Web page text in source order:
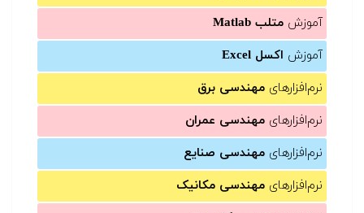
آموزش متلب Matlab
آموزش اکسل Excel
نرم‌افزارهای مهندسی برق
نرم‌افزارهای مهندسی عمران
نرم‌افزارهای مهندسی صنایع
نرم‌افزارهای مهندسی مکانیک